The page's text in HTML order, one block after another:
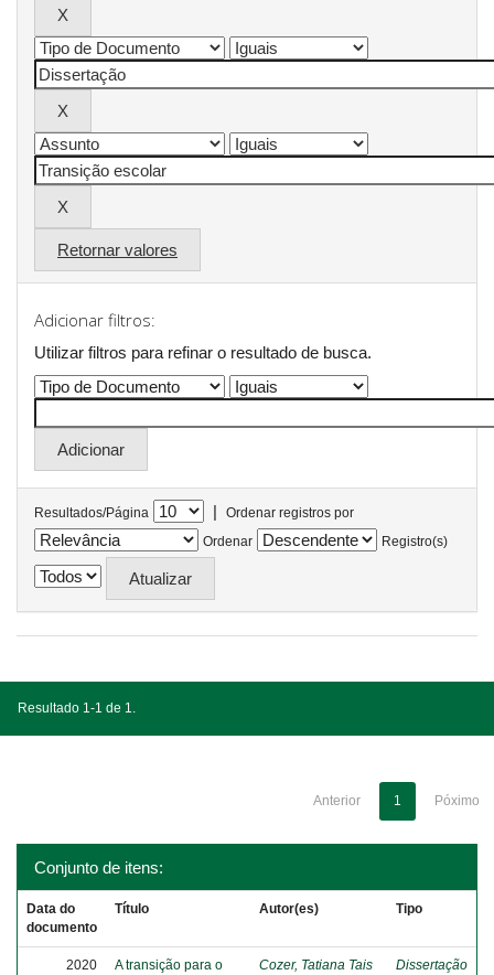
Retornar valores
Adicionar filtros:
Utilizar filtros para refinar o resultado de busca.
Resultados/Página |
Ordenar registros por
Ordenar
Registro(s)
Resultado 1-1 de 1.
Anterior 1 Póximo
Conjunto de itens:
Data do
documento
Título Autor(es) Tipo
2020
A transição para o
Cozer, Tatiana Tais Dissertação